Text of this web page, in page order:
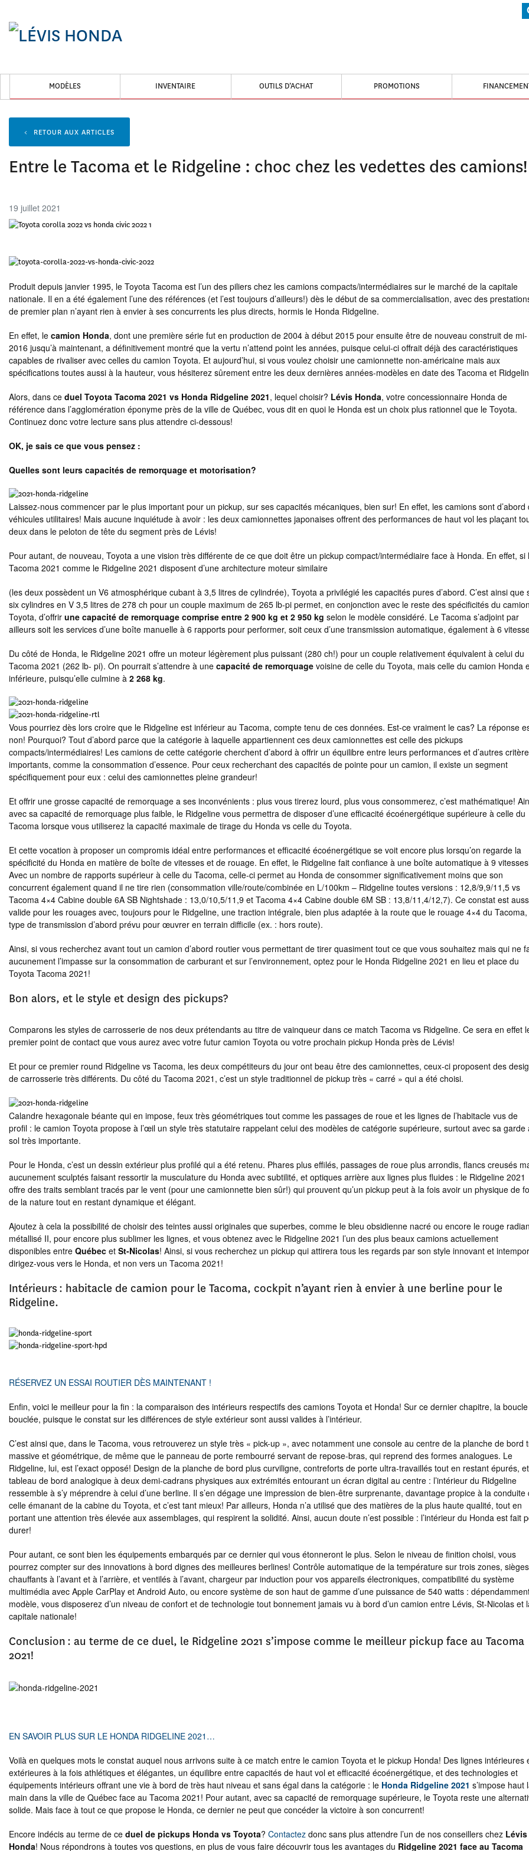
MODÈLES INVENTAIRE OUTILS D’ACHAT PROMOTIONS
< RETOUR AUX ARTICLES
Entre le Tacoma et le Ridgeline : choc chez les vedettes des camions!
19 juillet 2021
Produit depuis janvier 1995, le Toyota Tacoma est l’un des piliers chez les camions compacts/intermédiaires sur le marché de la capitale
nationale. Il en a été également l’une des références (et l’est toujours d’ailleurs!) dès le début de sa commercialisation, avec des
de premier plan n’ayant rien à envier à ses concurrents les plus directs, hormis le Honda Ridgeline.
En effet, le camion Honda, dont une première série fut en production de 2004 à début 2015 pour ensuite être de nouveau construit de mi-
2016 jusqu’à maintenant, a définitivement montré que la vertu n’attend point les années, puisque celui-ci offrait déjà des caractéristiques
capables de rivaliser avec celles du camion Toyota. Et aujourd’hui, si vous voulez choisir une camionnette non-américaine mais aux
spécifications toutes aussi à la hauteur, vous hésiterez sûrement entre les deux dernières années-modèles en date des Tacoma et
Alors, dans ce duel Toyota Tacoma 2021 vs Honda Ridgeline 2021, lequel choisir? Lévis Honda, votre concessionnaire Honda de
référence dans l’agglomération éponyme près de la ville de Québec, vous dit en quoi le Honda est un choix plus rationnel que le Toyota.
Continuez donc votre lecture sans plus attendre ci-dessous!
OK, je sais ce que vous pensez :
Quelles sont leurs capacités de remorquage et motorisation?
Laissez-nous commencer par le plus important pour un pickup, sur ses capacités mécaniques, bien sur! En effet, les camions sont d’abord
véhicules utilitaires! Mais aucune inquiétude à avoir : les deux camionnettes japonaises offrent des performances de haut vol les plaçant
deux dans le peloton de tête du segment près de Lévis!
Pour autant, de nouveau, Toyota a une vision très différente de ce que doit être un pickup compact/intermédiaire face à Honda. En effet, si
Tacoma 2021 comme le Ridgeline 2021 disposent d’une architecture moteur similaire
(les deux possèdent un V6 atmosphérique cubant à 3,5 litres de cylindrée), Toyota a privilégié les capacités pures d’abord. C’est ainsi que
six cylindres en V 3,5 litres de 278 ch pour un couple maximum de 265 lb-pi permet, en conjonction avec le reste des spécificités du camion
Toyota, d’offrir une capacité de remorquage comprise entre 2 900 kg et 2 950 kg selon le modèle considéré. Le Tacoma s’adjoint par
ailleurs soit les services d’une boîte manuelle à 6 rapports pour performer, soit ceux d’une transmission automatique, également à 6
Du côté de Honda, le Ridgeline 2021 offre un moteur légèrement plus puissant (280 ch!) pour un couple relativement équivalent à celui du
Tacoma 2021 (262 lb- pi). On pourrait s’attendre à une capacité de remorquage voisine de celle du Toyota, mais celle du camion Honda
inférieure, puisqu’elle culmine à 2 268 kg.
Vous pourriez dès lors croire que le Ridgeline est inférieur au Tacoma, compte tenu de ces données. Est-ce vraiment le cas? La réponse
non! Pourquoi? Tout d’abord parce que la catégorie à laquelle appartiennent ces deux camionnettes est celle des pickups
compacts/intermédiaires! Les camions de cette catégorie cherchent d’abord à offrir un équilibre entre leurs performances et d’autres
importants, comme la consommation d’essence. Pour ceux recherchant des capacités de pointe pour un camion, il existe un segment
spécifiquement pour eux : celui des camionnettes pleine grandeur!
Et offrir une grosse capacité de remorquage a ses inconvénients : plus vous tirerez lourd, plus vous consommerez, c’est mathématique!
avec sa capacité de remorquage plus faible, le Ridgeline vous permettra de disposer d’une efficacité écoénergétique supérieure à celle du
Tacoma lorsque vous utiliserez la capacité maximale de tirage du Honda vs celle du Toyota.
Et cette vocation à proposer un compromis idéal entre performances et efficacité écoénergétique se voit encore plus lorsqu’on regarde la
spécificité du Honda en matière de boîte de vitesses et de rouage. En effet, le Ridgeline fait confiance à une boîte automatique à 9
Avec un nombre de rapports supérieur à celle du Tacoma, celle-ci permet au Honda de consommer significativement moins que son
concurrent également quand il ne tire rien (consommation ville/route/combinée en L/100km – Ridgeline toutes versions : 12,8/9,9/11,5 vs
Tacoma 4×4 Cabine double 6A SB Nightshade : 13,0/10,5/11,9 et Tacoma 4×4 Cabine double 6M SB : 13,8/11,4/12,7). Ce constat est
valide pour les rouages avec, toujours pour le Ridgeline, une traction intégrale, bien plus adaptée à la route que le rouage 4×4 du Tacoma,
type de transmission d’abord prévu pour œuvrer en terrain difficile (ex. : hors route).
Ainsi, si vous recherchez avant tout un camion d’abord routier vous permettant de tirer quasiment tout ce que vous souhaitez mais qui ne
aucunement l’impasse sur la consommation de carburant et sur l’environnement, optez pour le Honda Ridgeline 2021 en lieu et place du
Toyota Tacoma 2021!
Bon alors, et le style et design des pickups?
Comparons les styles de carrosserie de nos deux prétendants au titre de vainqueur dans ce match Tacoma vs Ridgeline. Ce sera en effet
premier point de contact que vous aurez avec votre futur camion Toyota ou votre prochain pickup Honda près de Lévis!
Et pour ce premier round Ridgeline vs Tacoma, les deux compétiteurs du jour ont beau être des camionnettes, ceux-ci proposent des
de carrosserie très différents. Du côté du Tacoma 2021, c’est un style traditionnel de pickup très « carré » qui a été choisi.
Calandre hexagonale béante qui en impose, feux très géométriques tout comme les passages de roue et les lignes de l’habitacle vus de
profil : le camion Toyota propose à l’œil un style très statutaire rappelant celui des modèles de catégorie supérieure, surtout avec sa garde
sol très importante.
Pour le Honda, c’est un dessin extérieur plus profilé qui a été retenu. Phares plus effilés, passages de roue plus arrondis, flancs creusés
aucunement sculptés faisant ressortir la musculature du Honda avec subtilité, et optiques arrière aux lignes plus fluides : le Ridgeline 2021
offre des traits semblant tracés par le vent (pour une camionnette bien sûr!) qui prouvent qu’un pickup peut à la fois avoir un physique de
de la nature tout en restant dynamique et élégant.
Ajoutez à cela la possibilité de choisir des teintes aussi originales que superbes, comme le bleu obsidienne nacré ou encore le rouge
métallisé II, pour encore plus sublimer les lignes, et vous obtenez avec le Ridgeline 2021 l’un des plus beaux camions actuellement
disponibles entre Québec et St-Nicolas! Ainsi, si vous recherchez un pickup qui attirera tous les regards par son style innovant et
dirigez-vous vers le Honda, et non vers un Tacoma 2021!
Intérieurs : habitacle de camion pour le Tacoma, cockpit n’ayant rien à envier à une berline pour le
Ridgeline.
RÉSERVEZ UN ESSAI ROUTIER DÈS MAINTENANT !
Enfin, voici le meilleur pour la fin : la comparaison des intérieurs respectifs des camions Toyota et Honda! Sur ce dernier chapitre, la
bouclée, puisque le constat sur les différences de style extérieur sont aussi valides à l’intérieur.
C’est ainsi que, dans le Tacoma, vous retrouverez un style très « pick-up », avec notamment une console au centre de la planche de bord
massive et géométrique, de même que le panneau de porte rembourré servant de repose-bras, qui reprend des formes analogues. Le
Ridgeline, lui, est l’exact opposé! Design de la planche de bord plus curviligne, contreforts de porte ultra-travaillés tout en restant épurés, et
tableau de bord analogique à deux demi-cadrans physiques aux extrémités entourant un écran digital au centre : l’intérieur du Ridgeline
ressemble à s’y méprendre à celui d’une berline. Il s’en dégage une impression de bien-être surprenante, davantage propice à la conduite
celle émanant de la cabine du Toyota, et c’est tant mieux! Par ailleurs, Honda n’a utilisé que des matières de la plus haute qualité, tout en
portant une attention très élevée aux assemblages, qui respirent la solidité. Ainsi, aucun doute n’est possible : l’intérieur du Honda est fait
durer!
Pour autant, ce sont bien les équipements embarqués par ce dernier qui vous étonneront le plus. Selon le niveau de finition choisi, vous
pourrez compter sur des innovations à bord dignes des meilleures berlines! Contrôle automatique de la température sur trois zones, sièges
chauffants à l’avant et à l’arrière, et ventilés à l’avant, chargeur par induction pour vos appareils électroniques, compatibilité du système
multimédia avec Apple CarPlay et Android Auto, ou encore système de son haut de gamme d’une puissance de 540 watts :
modèle, vous disposerez d’un niveau de confort et de technologie tout bonnement jamais vu à bord d’un camion entre Lévis, St-Nicolas et
capitale nationale!
Conclusion : au terme de ce duel, le Ridgeline 2021 s’impose comme le meilleur pickup face au Tacoma
2021!
EN SAVOIR PLUS SUR LE HONDA RIDGELINE 2021…
Voilà en quelques mots le constat auquel nous arrivons suite à ce match entre le camion Toyota et le pickup Honda! Des lignes intérieures
extérieures à la fois athlétiques et élégantes, un équilibre entre capacités de haut vol et efficacité écoénergétique, et des technologies et
équipements intérieurs offrant une vie à bord de très haut niveau et sans égal dans la catégorie : le Honda Ridgeline 2021 s’impose haut
main dans la ville de Québec face au Tacoma 2021! Pour autant, avec sa capacité de remorquage supérieure, le Toyota reste une
solide. Mais face à tout ce que propose le Honda, ce dernier ne peut que concéder la victoire à son concurrent!
Encore indécis au terme de ce duel de pickups Honda vs Toyota? Contactez donc sans plus attendre l’un de nos conseillers chez Lévis
Honda! Nous répondrons à toutes vos questions, en plus de vous faire découvrir tous les avantages du Ridgeline 2021 face au Tacoma